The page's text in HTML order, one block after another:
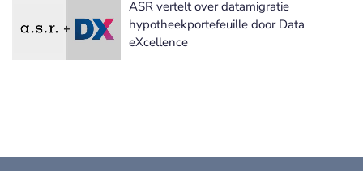
ASR vertelt over datamigratie
hypotheekportefeuille door Data
eXcellence